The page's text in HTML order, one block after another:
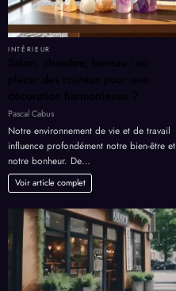
INTÉRIEUR
Salon, chambre, bureau : où
placer des cristaux pour une
décoration harmonieuse ?
Pascal Cabus
Notre environnement de vie et de travail
influence profondément notre bien-être et
notre bonheur. De…
Voir article complet